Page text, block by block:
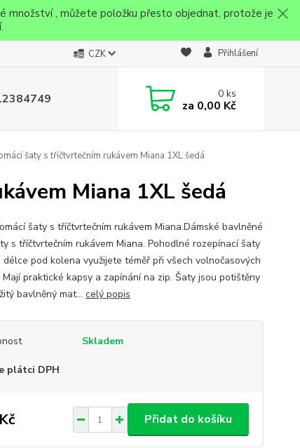
množství , můžete položku přesto objednat, protože je
CZK Přihlášení
0ks
za 0,00 Kč
šaty s tříčtvrtečním rukávem Miana 1XL šedá
Miana 1XL šedá
šaty s tříčtvrtečním rukávem Miana.Dámské bavlněné
s tříčtvrtečním rukávem Miana. Pohodlné rozepínací šaty
délce pod kolena využijete téměř při všech volnočasových
praktické kapsy a zapínání na zip. Šaty jsou potištěny
bavlněný mat... celý popis
Skladem
plátci DPH
Přidat do košíku